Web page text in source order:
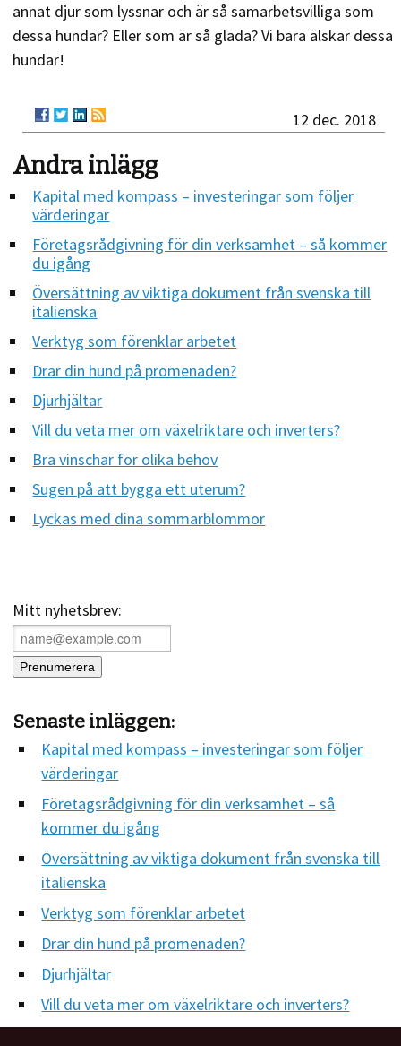
annat djur som lyssnar och är så samarbetsvilliga som
dessa hundar? Eller som är så glada? Vi bara älskar dessa
hundar!
12 dec. 2018
Andra inlägg
Kapital med kompass – investeringar som följer
värderingar
Företagsrådgivning för din verksamhet – så kommer
du igång
Översättning av viktiga dokument från svenska till
italienska
Verktyg som förenklar arbetet
Drar din hund på promenaden?
Djurhjältar
Vill du veta mer om växelriktare och inverters?
Bra vinschar för olika behov
Sugen på att bygga ett uterum?
Lyckas med dina sommarblommor
Mitt nyhetsbrev:
Senaste inläggen:
Kapital med kompass – investeringar som följer
värderingar
Företagsrådgivning för din verksamhet – så
kommer du igång
Översättning av viktiga dokument från svenska till
italienska
Verktyg som förenklar arbetet
Drar din hund på promenaden?
Djurhjältar
Vill du veta mer om växelriktare och inverters?